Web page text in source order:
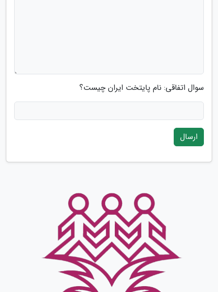
سوال اتفاقی: نام پایتخت ایران چیست؟
ارسال